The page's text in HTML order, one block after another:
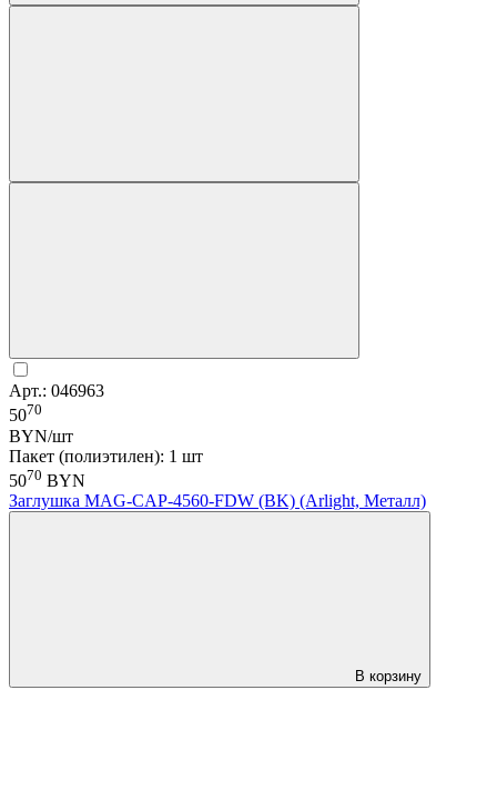
Арт.: 046963
5070
BYN/шт
Пакет (полиэтилен): 1 шт
5070 BYN
Заглушка MAG-CAP-4560-FDW (BK) (Arlight, Металл)
В корзину